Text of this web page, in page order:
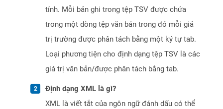
tính. Mỗi bản ghi trong tệp TSV được chứa
trong một dòng tệp văn bản trong đó mỗi giá
trị trường được phân tách bằng một ký tự tab.
Loại phương tiện cho định dạng tệp TSV là các
giá trị văn bản/được phân tách bằng tab.
Định dạng XML là gì?
XML là viết tắt của ngôn ngữ đánh dấu có thể